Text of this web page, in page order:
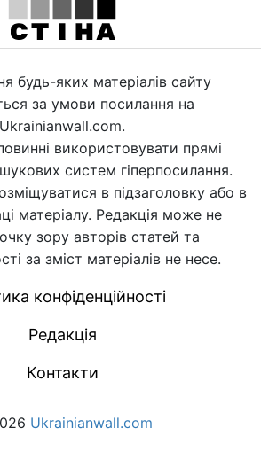
будь-яких матеріалів сайту
за умови посилання на
Ukrainianwall.com.
використовувати прямі
систем гіперпосилання.
в підзаголовку або в
матеріалу. Редакція може не
зору авторів статей та
за зміст матеріалів не несе.
конфіденційності
Редакція
Контакти
Ukrainianwall.com